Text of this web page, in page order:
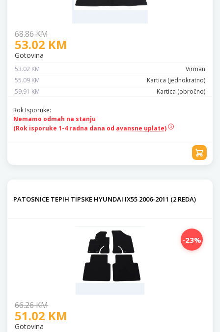
68.86 KM
53.02 KM
Gotovina
53.02 KM
Virman
55.09 KM
Kartica (jednokratno)
59.91 KM
Kartica (obročno)
Rok Isporuke:
Nemamo odmah na stanju
(Rok isporuke 1-4 radna dana od avansne uplate)
PATOSNICE TEPIH TIPSKE HYUNDAI IX55 2006-2011 (2 REDA)
-23%
66.26 KM
51.02 KM
Gotovina